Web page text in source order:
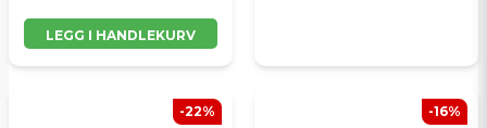
LEGG I HANDLEKURV
-22% -16%